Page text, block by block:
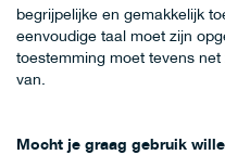
begrijpelijke en gemakkelijk
eenvoudige taal moet zijn
toestemming moet tevens
van.
Mocht je graag gebruik